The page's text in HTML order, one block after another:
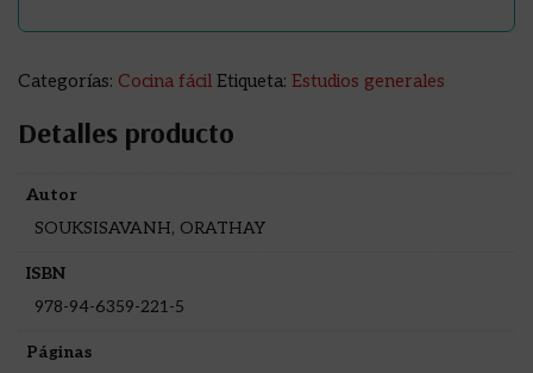
Categorías: Cocina fácil Etiqueta: Estudios generales
Detalles producto
Autor
SOUKSISAVANH, ORATHAY
ISBN
978-94-6359-221-5
Páginas